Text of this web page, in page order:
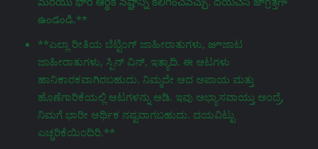
ఉండండి.**
**ಎಲ್ಲಾ ರೀತಿಯ ಬೆಟ್ಟಿಂಗ್ ಜಾಹೀರಾತುಗಳು, జూಜಾಟ
ಜಾಹೀರಾತುಗಳು, ಸ್ಪಿನ್ ವಿನ್, ಇತ್ಯಾದಿ. ಈ ಆಟಗಳು
ಹಾನಿಕಾರಕವಾಗಿರಬಹುದು. ನಿಮ್ಮದೇ ಆದ ಅಪಾಯ ಮತ್ತು
ಹೊಣೆಗಾರಿಕೆಯಲ್ಲಿ ಆಟಗಳನ್ನು ಆಡಿ. ಇವು ಅಭ್ಯಾಸವಾಯ್ತು ಅಂದ್ರೆ,
ನಿಮಗೆ ಭಾರೀ ಆರ್ಥಿಕ ನಷ್ಟವಾಗಬಹುದು. ದಯವಿಟ್ಟು
ಎಚ್ಚರಿಕೆಯಿಂದಿರಿ.**